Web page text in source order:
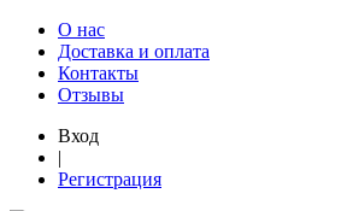
О нас
Доставка и оплата
Контакты
Отзывы
Вход
|
Регистрация